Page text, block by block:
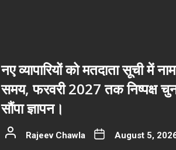
नए व्यापारियों को मतदाता सूची में
समय, फरवरी 2027 तक निष्पक्ष
सौंपा ज्ञापन।
Rajeev Chawla August 5,